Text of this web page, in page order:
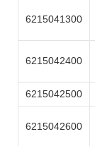
6215041300
6215042400
6215042500
6215042600